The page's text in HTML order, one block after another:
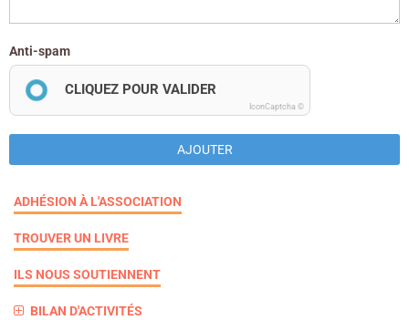
Anti-spam
CLIQUEZ POUR VALIDER
IconCaptcha ©
AJOUTER
ADHÉSION À L'ASSOCIATION
TROUVER UN LIVRE
ILS NOUS SOUTIENNENT
BILAN D'ACTIVITÉS